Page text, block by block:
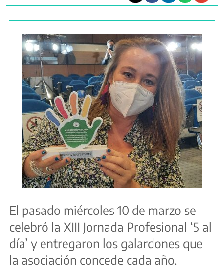
El pasado miércoles 10 de marzo se
celebró la XIII Jornada Profesional ‘5 al
día’ y entregaron los galardones que
la asociación concede cada año.